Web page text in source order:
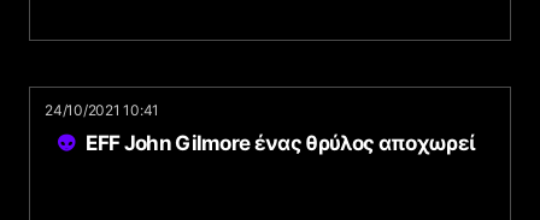
24/10/2021 10:41
EFF John Gilmore ένας θρύλος αποχωρεί